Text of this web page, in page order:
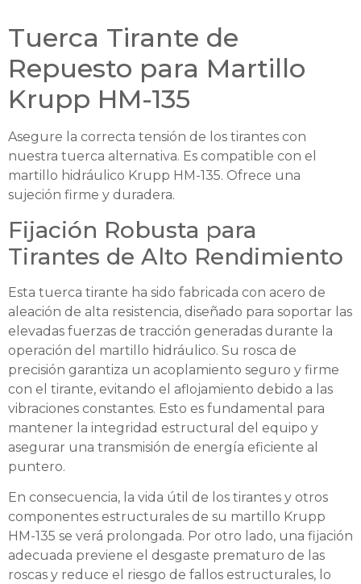
Tuerca Tirante de
Repuesto para Martillo
Krupp HM-135
Asegure la correcta tensión de los tirantes con
nuestra tuerca alternativa. Es compatible con el
martillo hidráulico Krupp HM-135. Ofrece una
sujeción firme y duradera.
Fijación Robusta para
Tirantes de Alto Rendimiento
Esta tuerca tirante ha sido fabricada con acero de
aleación de alta resistencia, diseñado para soportar las
elevadas fuerzas de tracción generadas durante la
operación del martillo hidráulico. Su rosca de
precisión garantiza un acoplamiento seguro y firme
con el tirante, evitando el aflojamiento debido a las
vibraciones constantes. Esto es fundamental para
mantener la integridad estructural del equipo y
asegurar una transmisión de energía eficiente al
puntero.
En consecuencia, la vida útil de los tirantes y otros
componentes estructurales de su martillo Krupp
HM-135 se verá prolongada. Por otro lado, una fijación
adecuada previene el desgaste prematuro de las
roscas y reduce el riesgo de fallos estructurales, lo